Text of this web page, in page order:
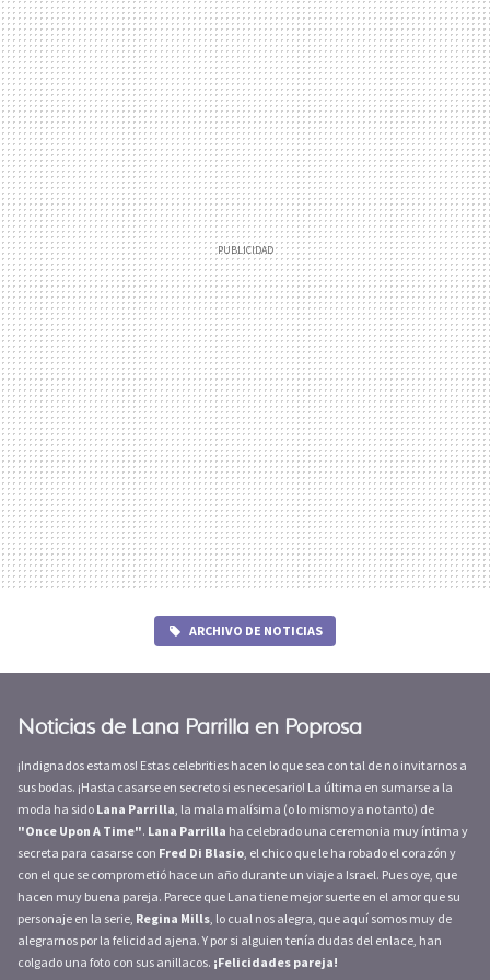
ARCHIVO DE NOTICIAS
Noticias de Lana Parrilla en Poprosa
¡Indignados estamos! Estas celebrities hacen lo que sea con tal de no invitarnos a
sus bodas. ¡Hasta casarse en secreto si es necesario! La última en sumarse a la
moda ha sido Lana Parrilla , la mala malísima (o lo mismo ya no tanto) de
"Once Upon A Time". Lana Parrilla ha celebrado una ceremonia muy íntima y
secreta para casarse con Fred Di Blasio , el chico que le ha robado el corazón y
con el que se comprometió hace un año durante un viaje a Israel. Pues oye, que
hacen muy buena pareja. Parece que Lana tiene mejor suerte en el amor que su
personaje en la serie, Regina Mills , lo cual nos alegra, que aquí somos muy de
alegrarnos por la felicidad ajena. Y por si alguien tenía dudas del enlace, han
colgado una foto con sus anillacos. ¡Felicidades pareja!